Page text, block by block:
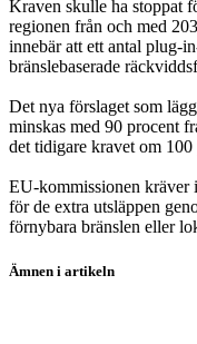
Kraven skulle ha stoppat
regionen från och med
innebär att ett antal plug-
bränslebaserade
Det nya förslaget som
minskas med 90 procent
det tidigare kravet om
EU-kommissionen kräver
för de extra utsläppen
förnybara bränslen eller
Ämnen i artikeln